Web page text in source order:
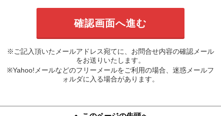
※ご記入頂いたメールアドレス宛てに、お問合せ内容の確認メール
をお送りいたします。
※Yahoo!メールなどのフリーメールをご利用の場合、迷惑メールフ
ォルダに入る場合があります。